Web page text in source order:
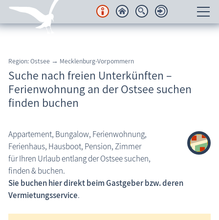
Suche nach freien Unterkünften
Suche in Regionen
Suche nach Ortschaft
Ferienwohnungen neu im System
Last minute
Buchungsbedingungen
Ferienwohnung inserieren
Region: Ostsee → Mecklenburg-Vorpommern
Suche nach freien Unterkünften –
Ferienwohnung an der Ostsee suchen
finden buchen
Appartement, Bungalow, Ferienwohnung,
Ferienhaus, Hausboot, Pension, Zimmer
für Ihren Urlaub entlang der Ostsee suchen,
finden & buchen.
Sie buchen hier direkt beim Gastgeber bzw. deren
Vermietungsservice.